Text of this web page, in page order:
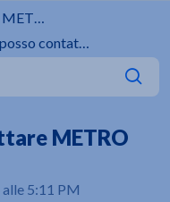
METRO Academy?
METRO
5:11 PM